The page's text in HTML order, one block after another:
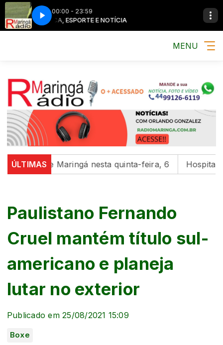
00:00 - 23:59
MÚSICA, ESPORTE E NOTÍCIA MÚSICA,
MENU
ÚLTIMAS
de Maringá nesta quinta-feira, 6 Hospital da
Paulistano Fernando
Cruel mantém título sul-
americano e planeja
lutar no exterior
Publicado em 25/08/2021 15:09
Boxe